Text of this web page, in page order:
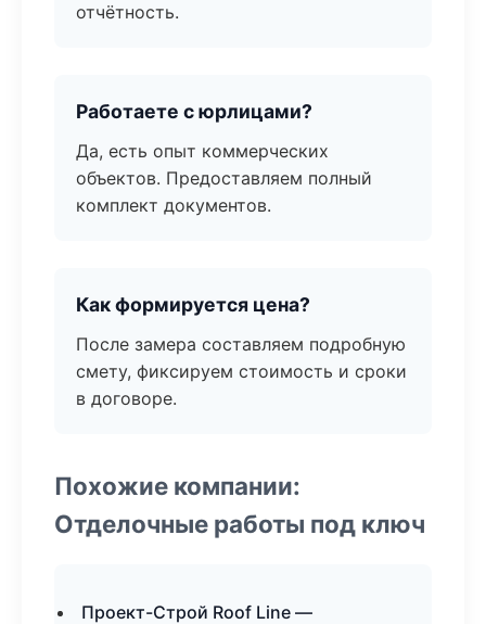
отчётность.
Работаете с юрлицами?
Да, есть опыт коммерческих
объектов. Предоставляем полный
комплект документов.
Как формируется цена?
После замера составляем подробную
смету, фиксируем стоимость и сроки
в договоре.
Похожие компании:
Отделочные работы под ключ
Проект-Строй Roof Line —